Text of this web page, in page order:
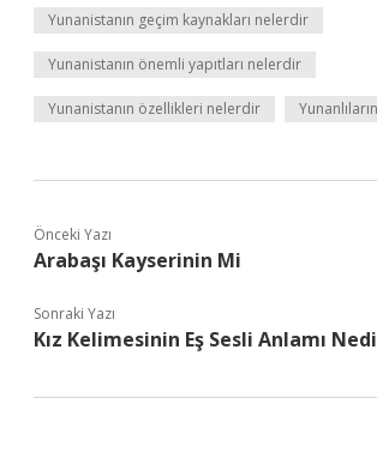
Yunanistanın geçim kaynakları nelerdir
Yunanistanın önemli yapıtları nelerdir
Yunanistanın özellikleri nelerdir
Önceki Yazı
Arabaşı Kayserinin Mi
Sonraki Yazı
Kız Kelimesinin Eş Sesli Anlamı